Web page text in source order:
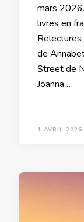
mars
livres en
de
Street de
Joanna …
1 AVRIL 2026